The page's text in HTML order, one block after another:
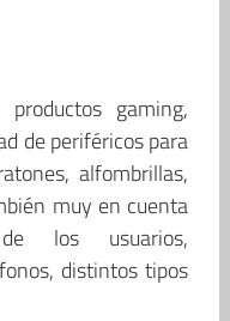
gaming,
de periféricos para
alfombrillas,
muy en cuenta
los usuarios,
distintos tipos